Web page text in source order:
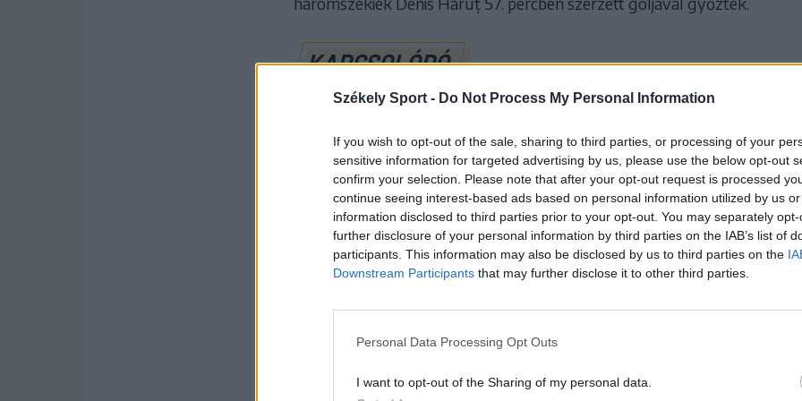
Székely Sport - Do Not Process My Personal Information
If you wish to opt-out of the sale, sharing to third parties, or processing of your
sensitive information for targeted advertising by us, please use the below opt-out
confirm your selection. Please note that after your opt-out request is processed
continue seeing interest-based ads based on personal information utilized by us
information disclosed to third parties prior to your opt-out. You may separately
further disclosure of your personal information by third parties on the IAB’s list of
participants. This information may also be disclosed by us to third parties on the
Downstream Participants that may further disclose it to other third parties.
Personal Data Processing Opt Outs
I want to opt-out of the Sharing of my personal data.
KAPCSOLÓDÓ
Diószegi László
beszédet intézett
játékosokhoz a
sorsdöntő
előtt (videóval)
A Sepsi OSK fantasztikus formában futballozik hazai pályán: legutóbb